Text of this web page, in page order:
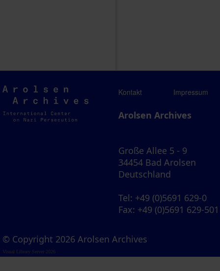
Arolsen
Archives
Kontakt Impressum
Arolsen Archives
Große Allee 5 - 9
34454 Bad Arolsen
Deutschland
Tel: +49 (0)5691 629-0
Fax: +49 (0)5691 629-501
© Copyright 2026 Arolsen Archives
Visual Library Server 2026